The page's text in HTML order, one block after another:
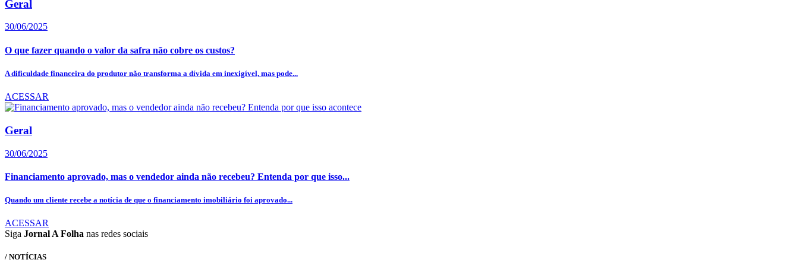
Geral
30/06/2025
O que fazer quando o valor da safra não cobre os custos?
A dificuldade financeira do produtor não transforma a dívida em inexigível, mas pode...
ACESSAR
Geral
30/06/2025
Financiamento aprovado, mas o vendedor ainda não recebeu? Entenda por que isso...
Quando um cliente recebe a notícia de que o financiamento imobiliário foi aprovado...
ACESSAR
Siga Jornal A Folha nas redes sociais
/ NOTÍCIAS